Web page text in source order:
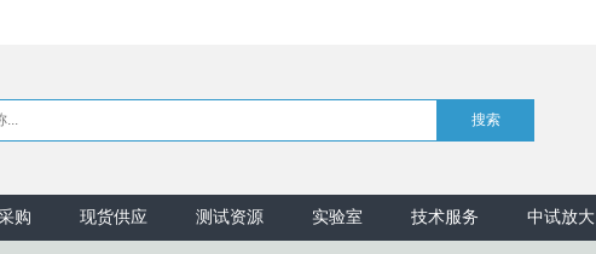
购 现货供应 测试资源 实验室 技术服务 中试放大